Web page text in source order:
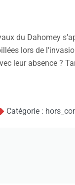
du Dahomey
lors de
leur absence ?
Catégorie :